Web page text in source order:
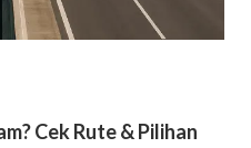
Cek Rute & Pilihan